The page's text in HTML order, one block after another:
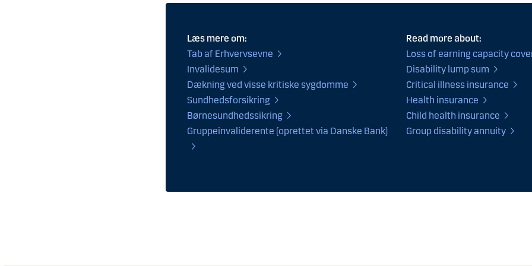
Læs mere om:
Tab af Erhvervsevne
Invalidesum
Dækning ved visse kritiske sygdomme
Sundhedsforsikring
Børnesundhedssikring
Gruppeinvaliderente (oprettet via Danske Bank)
Read more about:
Loss of earning capacity
Disability lump sum
Critical illness insurance
Health insurance
Child health insurance
Group disability annuity